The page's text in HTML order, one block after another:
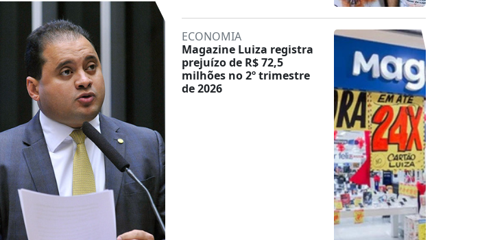
ECONOMIA
Magazine Luiza registra
prejuízo de R$ 72,5
milhões no 2º trimestre
de 2026